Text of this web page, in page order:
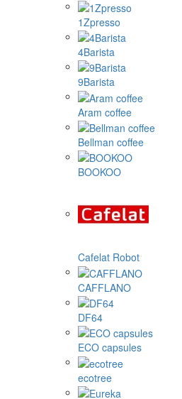
1Zpresso
4Barista
9Barista
Aram coffee
Bellman coffee
BOOKOO
Cafelat Robot
CAFFLANO
DF64
ECO capsules
ecotree